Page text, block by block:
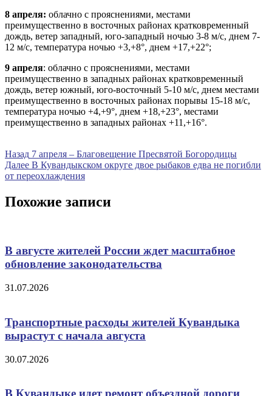
8 апреля: облачно с прояснениями, местами
преимущественно в восточных районах кратковременный
дождь, ветер западный, юго-западный ночью 3-8 м/с, днем 7-
12 м/с, температура ночью +3,+8°, днем +17,+22°;
9 апреля: облачно с прояснениями, местами
преимущественно в западных районах кратковременный
дождь, ветер южный, юго-восточный 5-10 м/с, днем местами
преимущественно в восточных районах порывы 15-18 м/с,
температура ночью +4,+9°, днем +18,+23°, местами
преимущественно в западных районах +11,+16°.
Навигация
по
Назад Предыдущая
запись
7 апреля – Благовещение Пресвятой Богородицы
Далее Следующая
запись
В Кувандыкском округе двое рыбаков едва не погибли
от переохлаждения
Похожие записи
В августе жителей России ждет масштабное
обновление законодательства
31.07.2026
Транспортные расходы жителей Кувандыка
вырастут с начала августа
30.07.2026
В Кувандыке идет ремонт объездной дороги